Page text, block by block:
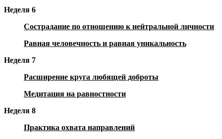
Неделя 6
Сострадание по отношению к нейтральной личности
Равная человечность и равная уникальность
Неделя 7
Расширение круга любящей доброты
Медитация на равностности
Неделя 8
Практика охвата направлений